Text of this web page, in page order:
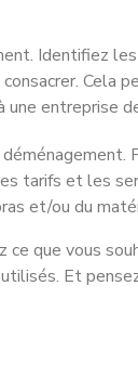
Identifiez
Cela
une entreprise
tarifs et les
et/ou du
ce que vous
Et